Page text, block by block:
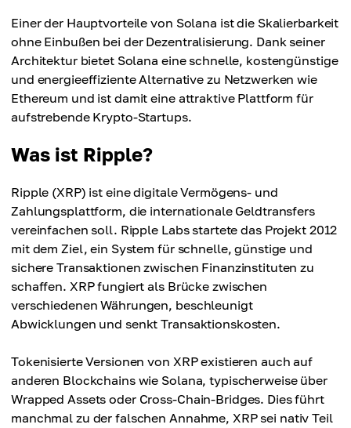
Einer der Hauptvorteile von Solana ist die Skalierbarkeit
ohne Einbußen bei der Dezentralisierung. Dank seiner
Architektur bietet Solana eine schnelle, kostengünstige
und energieeffiziente Alternative zu Netzwerken wie
Ethereum und ist damit eine attraktive Plattform für
aufstrebende Krypto-Startups.
Was ist Ripple?
Ripple (XRP) ist eine digitale Vermögens- und
Zahlungsplattform, die internationale Geldtransfers
vereinfachen soll. Ripple Labs startete das Projekt 2012
mit dem Ziel, ein System für schnelle, günstige und
sichere Transaktionen zwischen Finanzinstituten zu
schaffen. XRP fungiert als Brücke zwischen
verschiedenen Währungen, beschleunigt
Abwicklungen und senkt Transaktionskosten.
Tokenisierte Versionen von XRP existieren auch auf
anderen Blockchains wie Solana, typischerweise über
Wrapped Assets oder Cross-Chain-Bridges. Dies führt
manchmal zu der falschen Annahme, XRP sei nativ Teil